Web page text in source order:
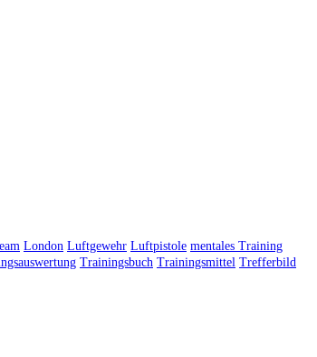
London Luftgewehr Luftpistole mentales Training
Trainingsbuch Trainingsmittel Trefferbild